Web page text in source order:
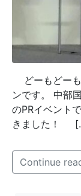
どーもどーも
ンです。 中部
のPRイベント
きました！
Continue